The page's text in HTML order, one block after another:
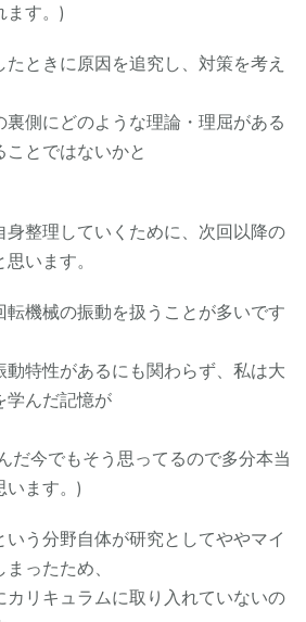
ます。)
ときに原因を追究し、対策を考え
裏側にどのような理論・理屈がある
とではないかと
身整理していくために、次回以降の
います。
転機械の振動を扱うことが多いです
特性があるにも関わらず、私は大
学んだ記憶が
だ今でもそう思ってるので多分本当
います。)
う分野自体が研究としてややマイ
ったため、
リキュラムに取り入れていないの